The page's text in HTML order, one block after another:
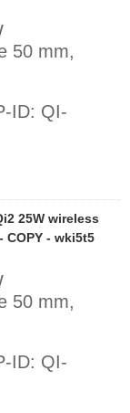
50 mm,
ID: QI-
25W wireless
- wki5t5
50 mm,
ID: QI-